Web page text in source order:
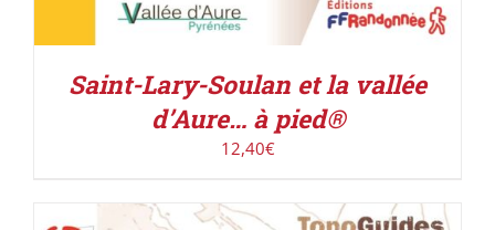
Saint-Lary-Soulan et la vallée
d’Aure… à pied®
12,40€